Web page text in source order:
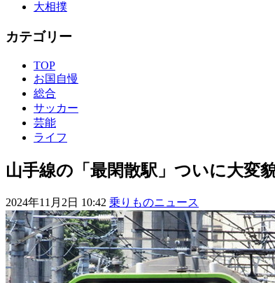
大相撲
カテゴリー
TOP
お国自慢
総合
サッカー
芸能
ライフ
山手線の「最閑散駅」ついに大変
2024年11月2日 10:42 乗りものニュース